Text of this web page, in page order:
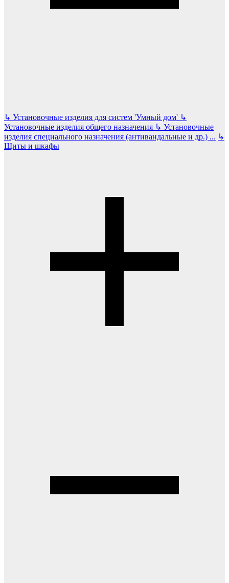
↳ Установочные изделия для систем 'Умный дом' ↳
Установочные изделия общего назначения ↳ Установочные
изделия специального назначения (антивандальные и др.) ... ↳
Щиты и шкафы